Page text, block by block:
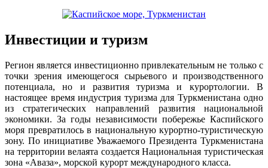
Инвестиции и туризм
Регион является инвестиционно привлекательным не только с
точки зрения имеющегося сырьевого и производственного
потенциала, но и развития туризма и курортологии. В
настоящее время индустрия туризма для Туркменистана одно
из стратегических направлений развития национальной
экономики. За годы независимости побережье Каспийского
моря превратилось в национальную курортно-туристическую
зону. По инициативе Уважаемого Президента Туркменистана
на территории велаята создается Национальная туристическая
зона «Аваза», морской курорт международного класса.